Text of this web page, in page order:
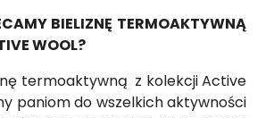
BIELIZNĘ TERMOAKTYWNĄ
WOOL?
termoaktywną z kolekcji Active
paniom do wszelkich aktywności